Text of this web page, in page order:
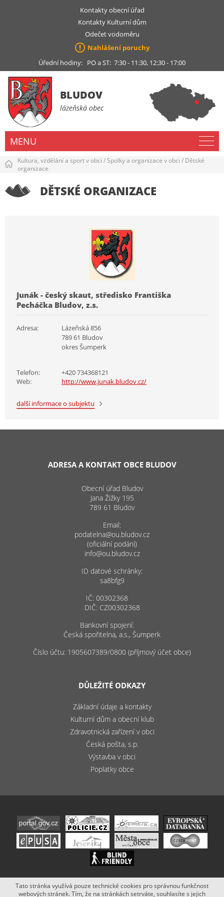
Kontakty obecní úřad
Kontakty Kulturní dům
Odečet vodoměru
Nahlášení poruchy
Úřední hodiny: PO a ST: 7:30 - 11:30, 12:30 - 17:00
BLUDOV
lázeňská obec
MENU
Kultura, vzdělání a sport v obci /Spolky a organizace v obci / Dětské
organizace
DĚTSKÉ ORGANIZACE
Junák - český skaut, středisko Františka
Pecháčka Bludov, z.s.
Adresa:
Lázeňská 856
789 61 Bludov
okres Šumperk
Telefon:
+420 734368121
Web:
http://www.junak.bludov.cz/
další informace o subjektu
ADRESA A KONTAKT OBCE BLUDOV
Obecní úřad Bludov
Jana Žižky 195
789 61 Bludov
Email:
podatelna@ou.bludov.cz
(oficiální podání)
info@ou.bludov.cz
ID datové schránky:
sa8bfg9
IČ: 00302368
DIČ: CZ00302368
Bankovní spojení:
Česká spořitelna, a.s., Šumperk
Číslo účtu: 1905607389/0800 (příjmový účet obce)
DŮLEŽITÉ ODKAZY
Základní údaje a kontakty
Kulturní dům a obecní klub
Zdravotnická zařízení v obci
Česká pošta, s.p.
Výstavba v obci
Poplatky obce
Copyright (c) 2020 - 2019 Obec Bludov. Stránky vytvořil a spravuje
Tato stránka využívá pouze technické cookies pro správnou funkčnost
webových stránek. Tím, že na stránkách setrváte, souhlasíte s jejich